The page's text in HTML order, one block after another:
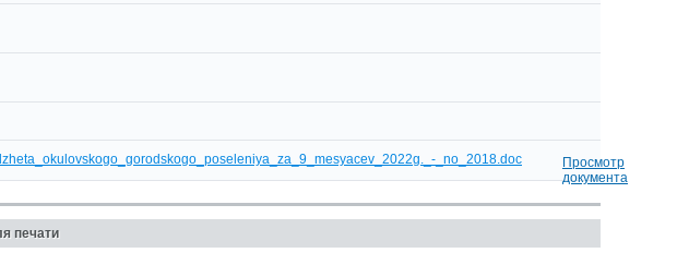
_no_2018.doc
Просмотр
документа
печати